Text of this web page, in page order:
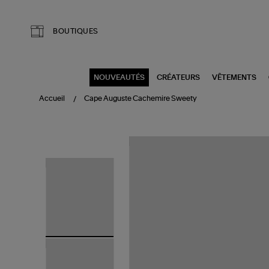
BOUTIQUES
NOUVEAUTÉS CRÉATEURS VÊTEMENTS
Accueil Cape Auguste Cachemire Sweety